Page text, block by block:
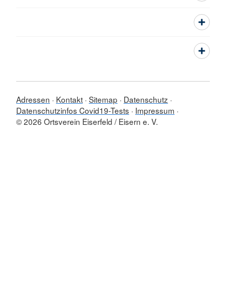
Adressen Kontakt Sitemap
Datenschutz
Datenschutzinfos Covid19-Tests
Impressum
© 2026 Ortsverein Eiserfeld / Eisern e. V.